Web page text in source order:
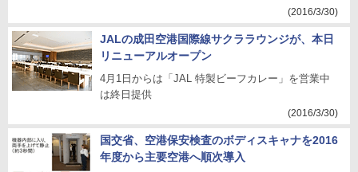
(2016/3/30)
JALの成田空港国際線サクララウンジが、本日
リニューアルオープン
4月1日からは「JAL 特製ビーフカレー」を営業中
は終日提供
(2016/3/30)
国交省、空港保安検査のボディスキャナを2016
年度から主要空港へ順次導入